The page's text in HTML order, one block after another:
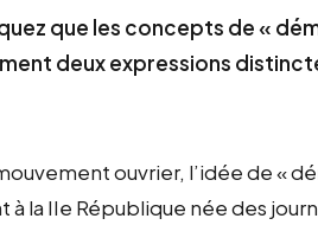
que les concepts de «
deux expressions
ouvrier, l’idée de «
la IIe République née des